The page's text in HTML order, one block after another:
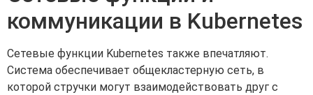
коммуникации в Kubernetes
Сетевые функции Kubernetes также впечатляют.
Система обеспечивает общекластерную сеть, в
которой стручки могут взаимодействовать друг с